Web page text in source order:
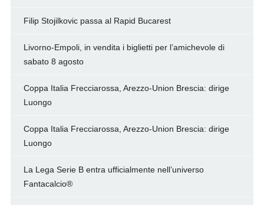
Filip Stojilkovic passa al Rapid Bucarest
Livorno-Empoli, in vendita i biglietti per l’amichevole di
sabato 8 agosto
Coppa Italia Frecciarossa, Arezzo-Union Brescia: dirige
Luongo
Coppa Italia Frecciarossa, Arezzo-Union Brescia: dirige
Luongo
La Lega Serie B entra ufficialmente nell’universo
Fantacalcio®